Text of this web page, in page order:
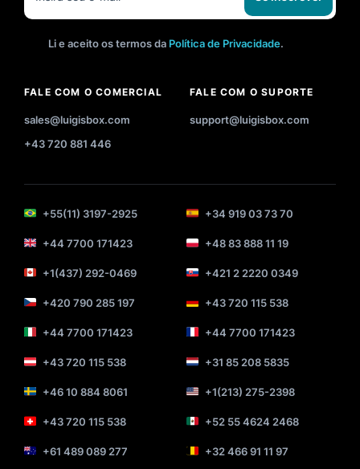
Li e aceito os termos da Política de Privacidade.
FALE COM O COMERCIAL
sales@luigisbox.com
+43 720 881 446
FALE COM O SUPORTE
support@luigisbox.com
+55(11) 3197-2925 +34 919 03 73 70
+44 7700 171423 +48 83 888 11 19
+1(437) 292-0469 +421 2 2220 0349
+420 790 285 197 +43 720 115 538
+44 7700 171423 +44 7700 171423
+43 720 115 538 +31 85 208 5835
+46 10 884 8061 +1(213) 275-2398
+43 720 115 538 +52 55 4624 2468
+61 489 089 277 +32 466 91 11 97